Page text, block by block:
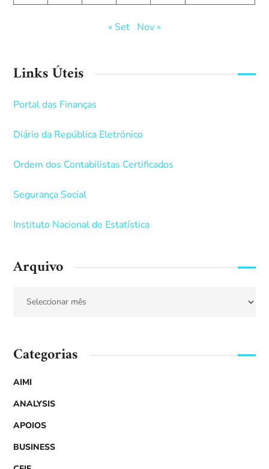
« Set Nov »
Links Úteis
Portal das Finanças
Diário da República Eletrónico
Ordem dos Contabilistas Certificados
Segurança Social
Instituto Nacional de Estatística
Arquivo
Categorias
AIMI
ANALYSIS
APOIOS
BUSINESS